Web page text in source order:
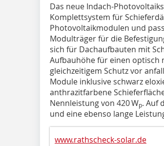
Das neue Indach-
Komplettsystem für
Photovoltaikmodulen und
Modulträger für die
sich für Dachaufbauten mit
Aufbauhöhe für einen optisch
gleichzeitigem Schutz vor
Module inklusive schwarz
anthrazitfarbene
Nennleistung von 420 Wp. Auf
und eine ebenso lange
www.rathscheck-solar.de